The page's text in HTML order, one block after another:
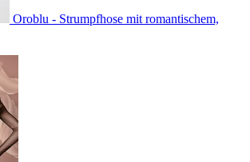
Oroblu - Strumpfhose mit romantischem,